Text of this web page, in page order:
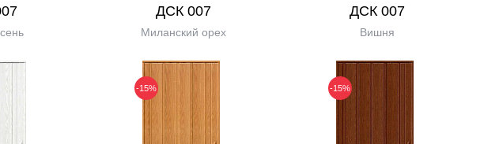
ДСК 007
Миланский орех
-15%
ДСК 007
Вишня
-15%